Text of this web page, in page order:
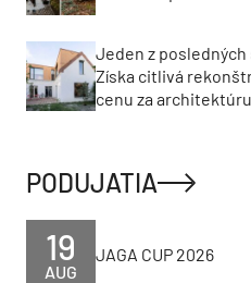
Jeden z posledných
Získa citlivá
cenu za
PODUJATIA
AUG
19 JAGA CUP 2026